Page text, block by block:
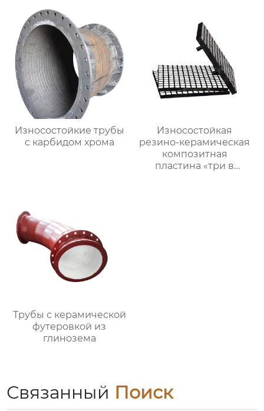
Износостойкие трубы
с карбидом хрома
Износостойкая
резино-керамическая
композитная
пластина «три в
Трубы с керамической
футеровкой из
глинозема
Связанный Поиск